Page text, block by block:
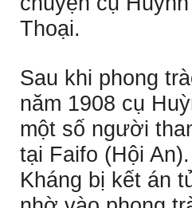
Thoại.
Sau khi phong
năm 1908 cụ
một số người
tại Faifo (Hội
Kháng bị kết án